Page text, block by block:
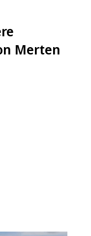
Merten